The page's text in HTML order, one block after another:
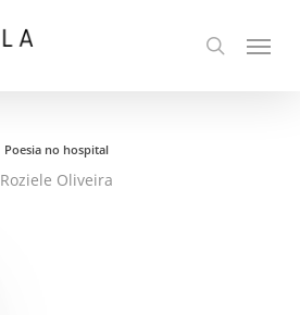
busca
Menu
Poesia no hospital
Roziele Oliveira